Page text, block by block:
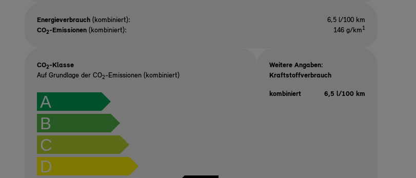
Energieverbrauch (kombiniert):
6,5 l/100 km
CO2-Emissionen (kombiniert): 146 g/km1
CO2-Klasse
Auf Grundlage der CO2-Emissionen (kombiniert)
A
B
C
D
Weitere Angaben:
Kraftstoffverbrauch
kombiniert 6,5 l/100 km